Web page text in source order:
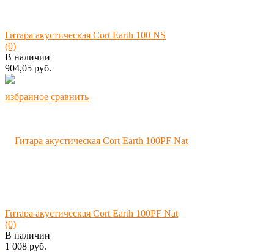
избранное сравнить
Гитара акустическая Cort Earth 100 NS
(0)
В наличии
904,05 руб.
Гитара акустическая Cort Earth 100PF Nat
(0)
В наличии
1 008 руб.